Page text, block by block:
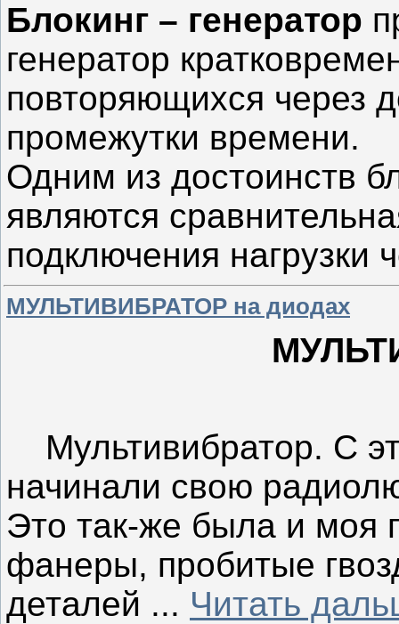
Блокинг – генератор
генератор
повторяющихся через
промежутки времени.
Одним из достоинств
являются
подключения нагрузки
МУЛЬТИВИБРАТОР на диодах
Мультивибратор. С
начинали свою
Это так-же была и моя
фанеры, пробитые
деталей ... Читать